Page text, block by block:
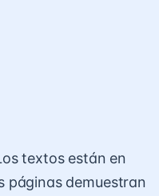
textos están en
páginas demuestran